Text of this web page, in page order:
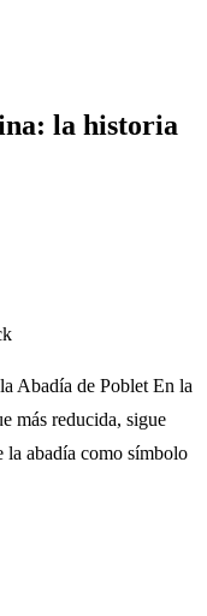
la historia
Abadía de Poblet En la
más reducida, sigue
la abadía como símbolo